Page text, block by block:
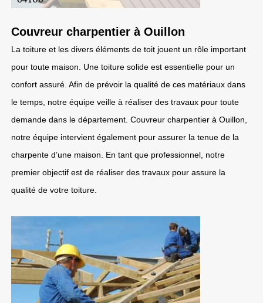
Couvreur charpentier à Ouillon
La toiture et les divers éléments de toit jouent un rôle important
pour toute maison. Une toiture solide est essentielle pour un
confort assuré. Afin de prévoir la qualité de ces matériaux dans
le temps, notre équipe veille à réaliser des travaux pour toute
demande dans le département. Couvreur charpentier à Ouillon,
notre équipe intervient également pour assurer la tenue de la
charpente d’une maison. En tant que professionnel, notre
premier objectif est de réaliser des travaux pour assure la
qualité de votre toiture.